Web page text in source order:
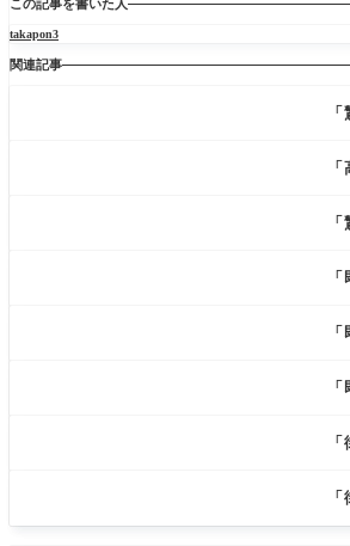
この記事を書いた人
takapon3
関連記事